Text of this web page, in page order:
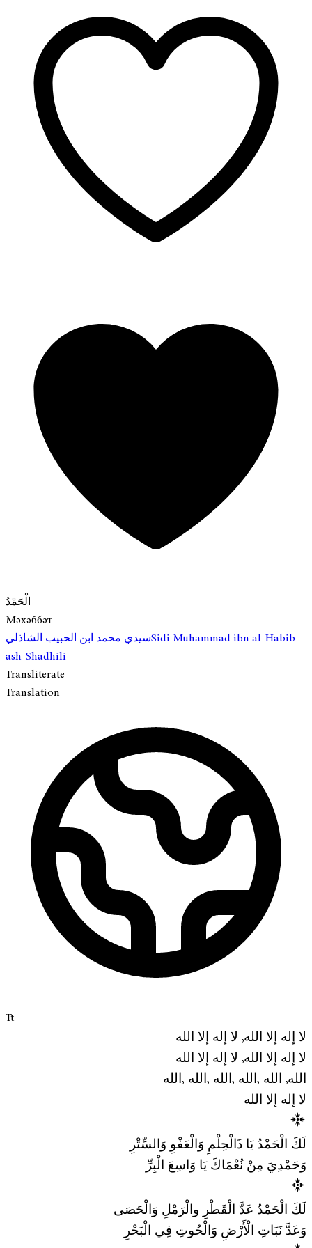
الْحَمْدُ
Мәхәббәт
سيدي محمد ابن الحبيب الشاذليSidi Muhammad ibn al-Habib
ash-Shadhili
Transliterate
Translation
Tt
لا إله إلا الله, لا إله إلا الله
لا إله إلا الله, لا إله إلا الله
الله, الله ,الله ,الله ,الله ,الله
لا إله إلا الله
لَكَ الْحَمْدُ يَا ذَالْحِلْمِ وَالْعَفْوِ وَالسِّتْرِ
وَحَمْدِيَ مِنْ نُعْمَاكَ يَا وَاسِعَ الْبِرِّ
لَكَ الْحَمْدُ عَدَّ الْقَطْرِ والْرَمْلِ وَالْحَصَى
وَعَدَّ نَبَاتِ الْأَرْضِ وَالْحُوتِ فِي الْبَحْرِ